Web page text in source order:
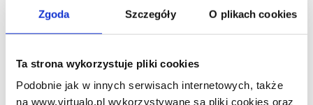
Zgoda Szczegóły O plikach cookies
Ta strona wykorzystuje pliki cookies
Podobnie jak w innych serwisach internetowych, także
na www.virtualo.pl wykorzystywane są pliki cookies oraz
Na stronie